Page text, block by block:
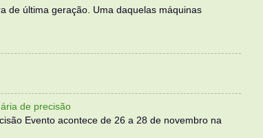
de última geração. Uma daquelas máquinas
de precisão
Evento acontece de 26 a 28 de novembro na